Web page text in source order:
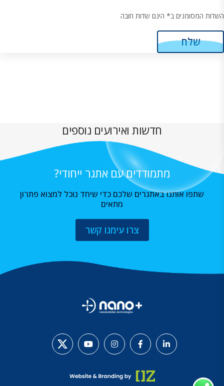
השדות המסומנים ב* הינם שדות חובה
חדשות ואירועים נוספים
מתמודדים עם אתגר ייחודי?
שתפו אותנו באתגרים שלכם כדי שיחד נוכל למצוא פתרון
מתאים
צרו עימנו קשר